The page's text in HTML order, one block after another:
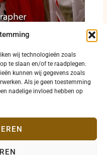
wij technologieën zoals
te slaan en/of te raadplegen.
kunnen wij gegevens zoals
Als je geen toestemming
nadelige invloed hebben op
voor
en krijgt
hulde in het